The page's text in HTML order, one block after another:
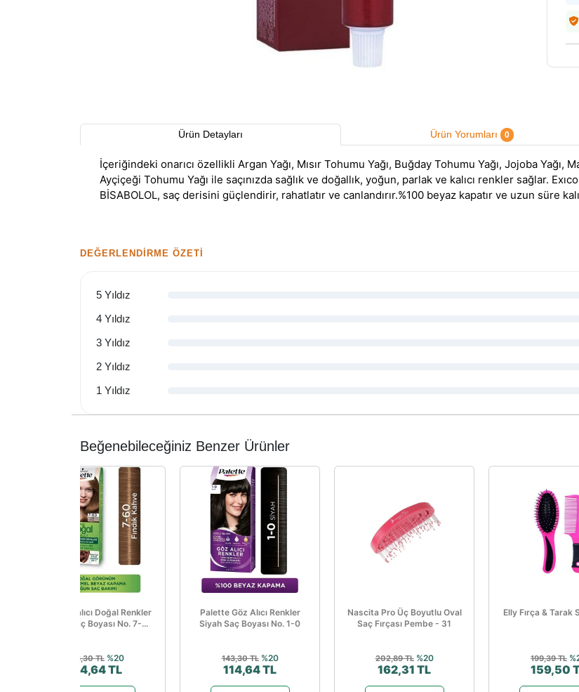
Ürün Detayları Ürün Yorumları 0
İçeriğindeki onarıcı özellikli Argan Yağı, Mısır Tohumu Yağı, Buğday Tohumu Yağı, Jojoba Yağı,
Ayçiçeği Tohumu Yağı ile saçınızda sağlık ve doğallık, yoğun, parlak ve kalıcı renkler sağlar.
BİSABOLOL, saç derisini güçlendirir, rahatlatır ve canlandırır.%100 beyaz kapatır ve uzun süre
DEĞERLENDIRME ÖZETI
5 Yıldız
4 Yıldız
3 Yıldız
2 Yıldız
1 Yıldız
Beğenebileceğiniz Benzer Ürünler
Palette Kalıcı Doğal Renkler
Fındık Saç Boyası No. 7-...
143,30 TL %20
114,64 TL
Palette Göz Alıcı Renkler
Siyah Saç Boyası No. 1-0
143,30 TL %20
114,64 TL
Nascita Pro Üç Boyutlu Oval
Saç Fırçası Pembe - 31
202,89 TL %20
162,31 TL
Elly Fırça & Tarak
199,39 TL
159,50